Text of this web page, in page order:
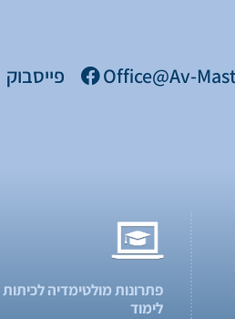
Office@av-
פייסבוק
פתרונות מולטימדיה לכיתות
לימוד